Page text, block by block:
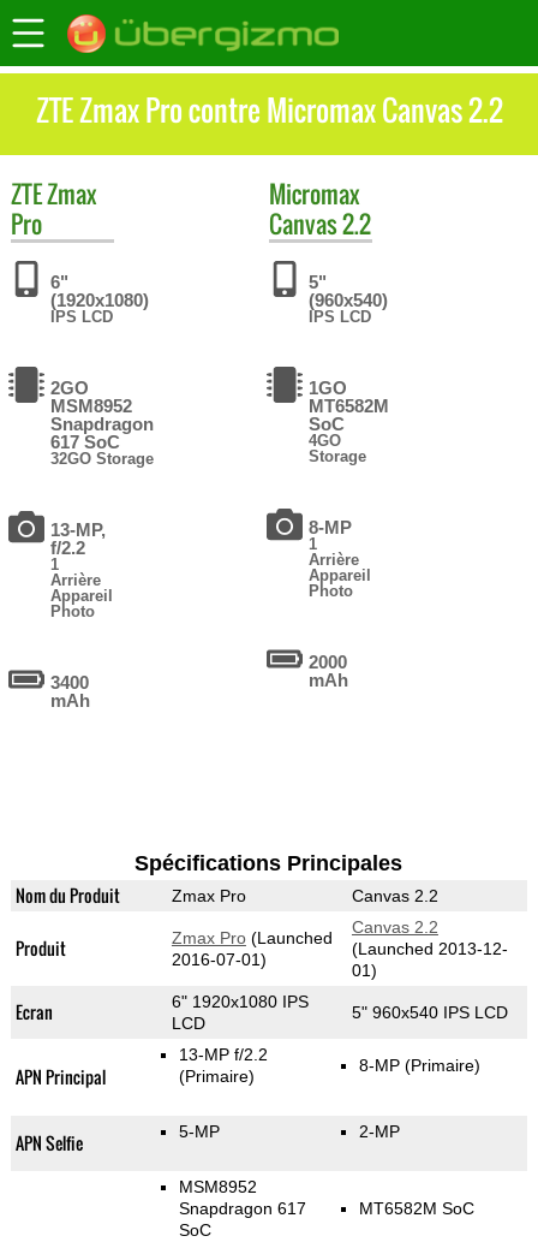
ZTE Zmax Pro contre Micromax Canvas 2.2
ZTEZmax
Pro
6"
(1920x1080)
IPS LCD
2GO
MSM8952
Snapdragon
617 SoC
32GO Storage
13-MP,
f/2.2
1
Arrière
Appareil
Photo
3400
mAh
Micromax
Canvas 2.2
5"
(960x540)
IPS LCD
1GO
MT6582M
SoC
4GO
Storage
8-MP
1
Arrière
Appareil
Photo
2000
mAh
Spécifications Principales
Nom du Produit Zmax Pro Canvas 2.2
Produit Zmax Pro(Launched
2016-07-01)
Canvas 2.2
(Launched 2013-12-
01)
Ecran
6" 1920x1080 IPS
LCD
5" 960x540 IPS LCD
APN Principal
13-MP f/2.2
(Primaire)
8-MP (Primaire)
APN Selfie 5-MP 2-MP
MSM8952
Snapdragon 617
SoC
MT6582M SoC